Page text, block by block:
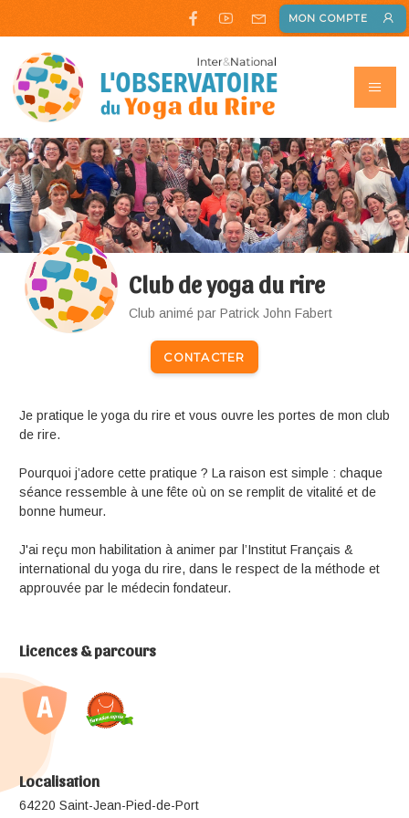
MON COMPTE
Club de yoga du rire
Club animé par Patrick John Fabert
CONTACTER
Je pratique le yoga du rire et vous ouvre les portes de mon club
de rire.
Pourquoi j’adore cette pratique ? La raison est simple : chaque
séance ressemble à une fête où on se remplit de vitalité et de
bonne humeur.
J'ai reçu mon habilitation à animer par l’Institut Français &
international du yoga du rire, dans le respect de la méthode et
approuvée par le médecin fondateur.
Licences & parcours
Localisation
64220 Saint-Jean-Pied-de-Port